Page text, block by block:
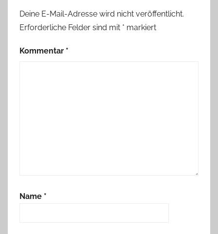
Deine E-Mail-Adresse wird nicht veröffentlicht.
Erforderliche Felder sind mit * markiert
Kommentar *
Name *